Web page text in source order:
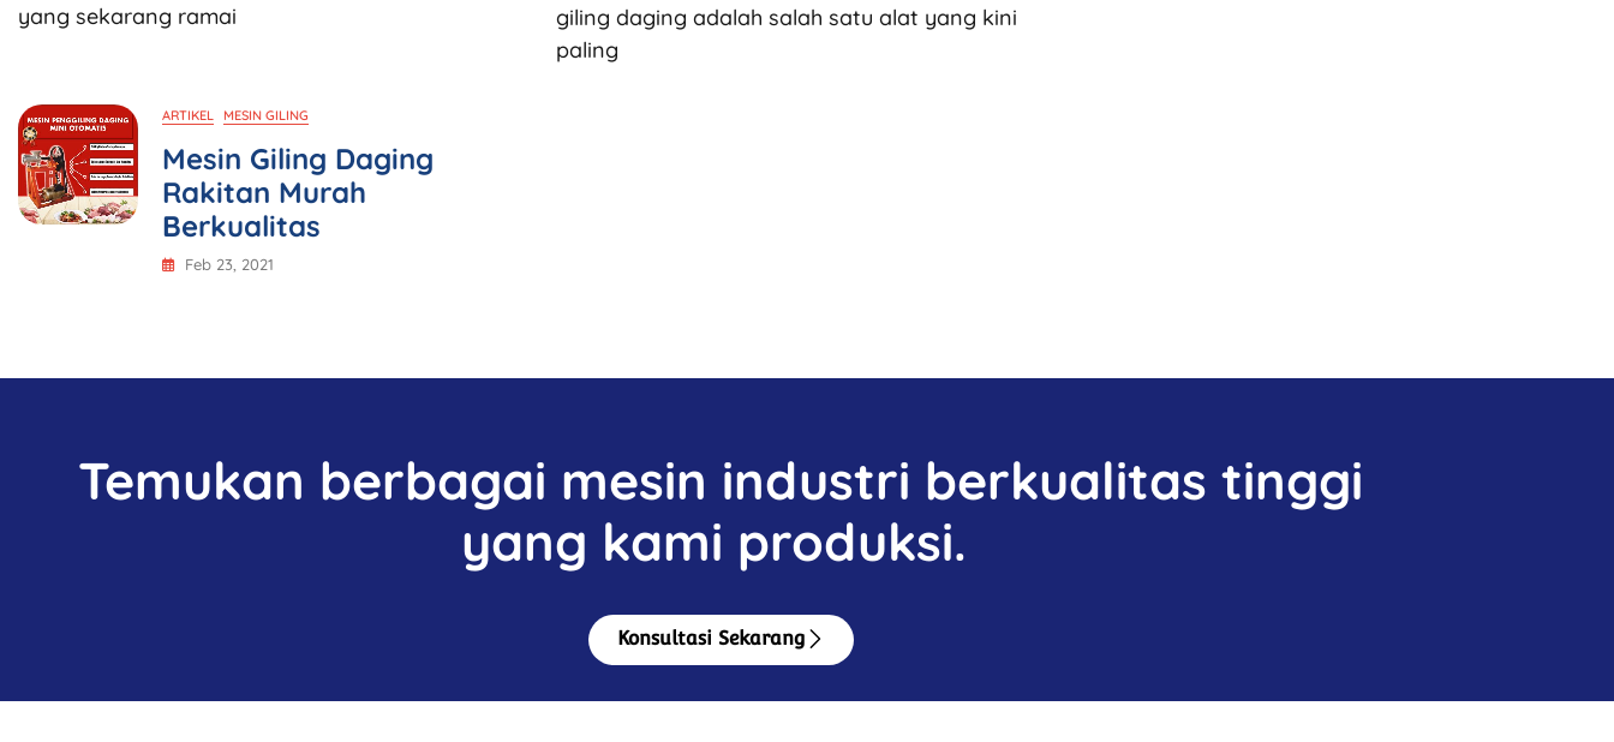
yang sekarang ramai
giling daging adalah salah satu alat yang kini
paling
ARTIKEL MESIN GILING
Mesin Giling Daging
Rakitan Murah
Berkualitas
Feb 23, 2021
Temukan berbagai mesin industri berkualitas tinggi
yang kami produksi.
Konsultasi Sekarang